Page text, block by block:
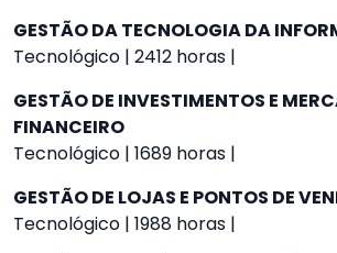
GESTÃO DA TECNOLOGIA DA
Tecnológico | 2412 horas |
GESTÃO DE INVESTIMENTOS E
FINANCEIRO
Tecnológico | 1689 horas |
GESTÃO DE LOJAS E PONTOS DE
Tecnológico | 1988 horas |